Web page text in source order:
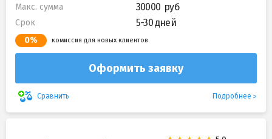
Макс. сумма 30000
Срок 5-30 дней
0% комиссия для новых клиентов
Оформить заявку
Сравнить Подробнее